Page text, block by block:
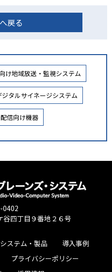
戻る
け地域放送・監視システム
ジタルサイネージシステム
信向け機器
0402
谷四丁目９番地２６号
ステム・製品
導入事例
プライバシーポリシー